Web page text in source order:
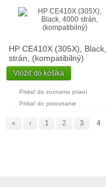
HP CE410X (305X),
strán, (kompatibilný)
Vložiť do košíka
Pridať do zoznamu prianí
Pridať do porovnanie
« ‹ 1 2 3 4